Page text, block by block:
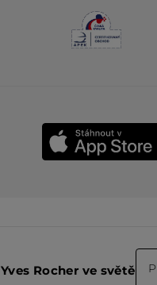
Yves Rocher ve světě